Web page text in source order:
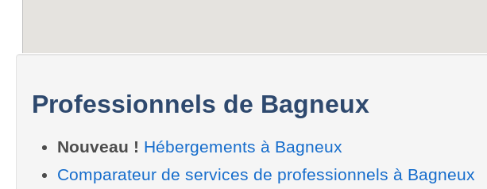
Professionnels de Bagneux
Nouveau ! Hébergements à Bagneux
Comparateur de services de professionnels à Bagneux